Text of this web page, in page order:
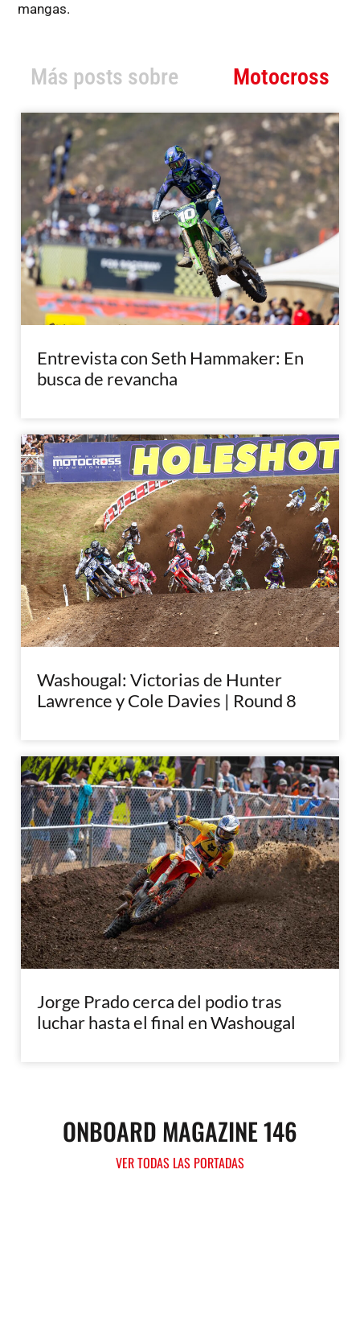
mangas.
Más posts sobre Motocross
Entrevista con Seth Hammaker: En
busca de revancha
Washougal: Victorias de Hunter
Lawrence y Cole Davies | Round 8
Jorge Prado cerca del podio tras
luchar hasta el final en Washougal
ONBOARD MAGAZINE 146
VER TODAS LAS PORTADAS